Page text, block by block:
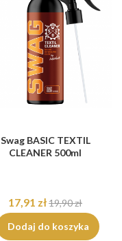
Swag BASIC TEXTIL
CLEANER 500ml
17,91 zł19,90 zł
Dodaj do koszyka